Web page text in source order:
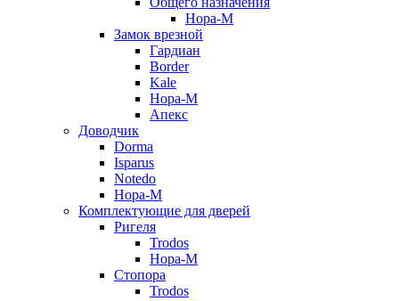
Нора-М
Замок врезной
Гардиан
Border
Kale
Нора-М
Апекс
Доводчик
Dorma
Isparus
Notedo
Нора-М
Комплектующие для дверей
Ригеля
Trodos
Нора-М
Стопора
Trodos